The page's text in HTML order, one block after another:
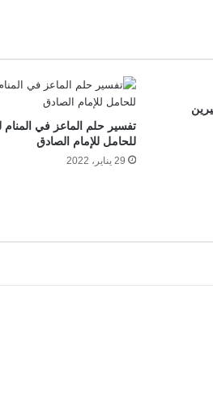
تفسير حلم الماعز في المنام
للحامل للإمام الصادق
29 يناير، 2022